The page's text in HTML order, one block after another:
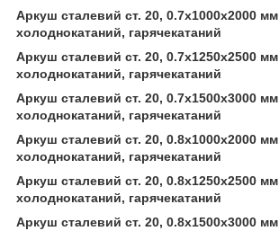
Аркуш сталевий ст. 20, 0.7х1000х2000 мм
холоднокатаний, гарячекатаний
Аркуш сталевий ст. 20, 0.7х1250х2500 мм
холоднокатаний, гарячекатаний
Аркуш сталевий ст. 20, 0.7х1500х3000 мм
холоднокатаний, гарячекатаний
Аркуш сталевий ст. 20, 0.8х1000х2000 мм
холоднокатаний, гарячекатаний
Аркуш сталевий ст. 20, 0.8х1250х2500 мм
холоднокатаний, гарячекатаний
Аркуш сталевий ст. 20, 0.8х1500х3000 мм